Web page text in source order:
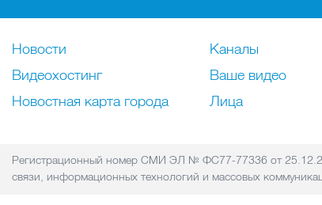
Новости
Видеохостинг
Новостная карта города
Каналы
Ваше видео
Лица
Регистрационный номер СМИ ЭЛ № ФС77-77336 от
связи, информационных технологий и массовых